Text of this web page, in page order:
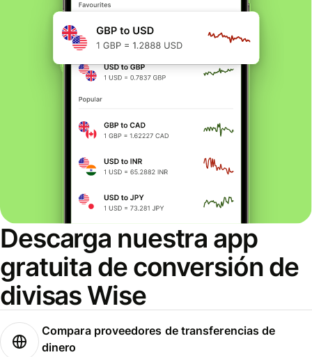
Descarga nuestra app
gratuita de conversión de
divisas Wise
Compara proveedores de transferencias de
dinero